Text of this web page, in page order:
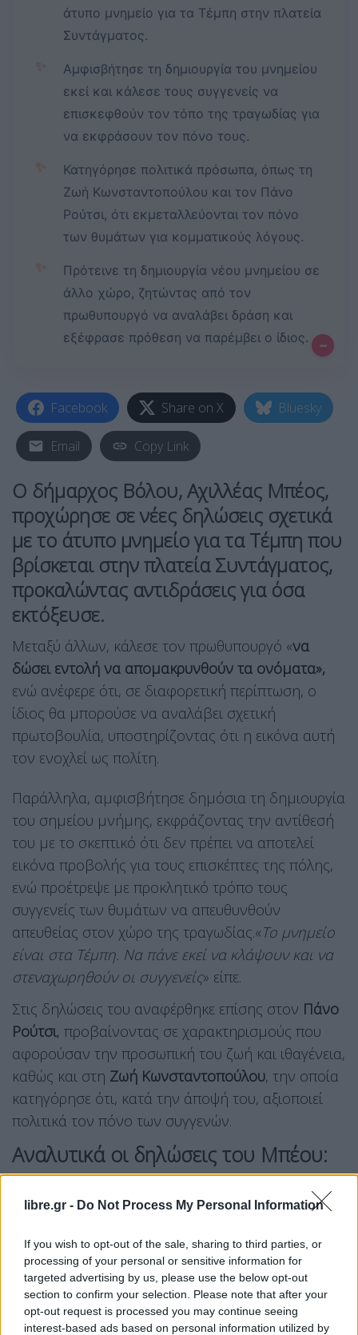
libre.gr - Do Not Process My Personal Information
If you wish to opt-out of the sale, sharing to third parties, or
processing of your personal or sensitive information for
targeted advertising by us, please use the below opt-out
section to confirm your selection. Please note that after your
opt-out request is processed you may continue seeing
interest-based ads based on personal information utilized by
άτυπο μνημείο για τα Τέμπη στην πλατεία
Συντάγματος.
✨
Αμφισβήτησε τη δημιουργία του μνημείου
εκεί και κάλεσε τους συγγενείς να
επισκεφθούν τον τόπο της τραγωδίας για
να εκφράσουν τον πόνο τους.
✨
Κατηγόρησε πολιτικά πρόσωπα, όπως τη
Ζωή Κωνσταντοπούλου και τον Πάνο
Ρούτσι, ότι εκμεταλλεύονται τον πόνο
των θυμάτων για κομματικούς λόγους.
✨
Πρότεινε τη δημιουργία νέου μνημείου σε
άλλο χώρο, ζητώντας από τον
πρωθυπουργό να αναλάβει δράση και
εξέφρασε πρόθεση να παρέμβει ο ίδιος.
–
Facebook Share on X Bluesky
Email Copy Link
Ο δήμαρχος Βόλου,Αχιλλέας Μπέος,
προχώρησε σε νέες δηλώσεις σχετικά
με το άτυπο μνημείο για τα Τέμπη που
βρίσκεται στην πλατεία Συντάγματος,
προκαλώντας αντιδράσεις για όσα
εκτόξευσε.
Μεταξύ άλλων, κάλεσε τον πρωθυπουργό «να
δώσει εντολή να απομακρυνθούν τα ονόματα»,
ενώ ανέφερε ότι, σε διαφορετική περίπτωση, ο
ίδιος θα μπορούσε να αναλάβει σχετική
πρωτοβουλία, υποστηρίζοντας ότι η εικόνα αυτή
τον ενοχλεί ως πολίτη.
Παράλληλα, αμφισβήτησε δημόσια τη δημιουργία
του σημείου μνήμης, εκφράζοντας την αντίθεσή
του με το σκεπτικό ότι δεν πρέπει να αποτελεί
εικόνα προβολής για τους επισκέπτες της πόλης,
ενώ προέτρεψε με προκλητικό τρόπο τους
συγγενείς των θυμάτων να απευθυνθούν
απευθείας στον χώρο της τραγωδίας.«Το μνημείο
είναι στα Τέμπη. Να πάνε εκεί να κλάψουν και να
στεναχωρηθούν οι συγγενείς» είπε.
Στις δηλώσεις του αναφέρθηκε επίσης στον Πάνο
Ρούτσι, προβαίνοντας σε χαρακτηρισμούς που
αφορούσαν την προσωπική του ζωή και ιθαγένεια,
καθώς και στη Ζωή Κωνσταντοπούλου, την οποία
κατηγόρησε ότι, κατά την άποψή του, αξιοποιεί
πολιτικά τον πόνο των συγγενών.
Αναλυτικά οι δηλώσεις του Μπέου:
«Για όλες τις τραγωδίες που έγιναν στην Ελλάδα,
σαν τη Marfin, το Mάτι, τη Μάνδρα και τελευταία
δεν στεναχωρήθηκε; Με αφορμή μία οικογένεια
φίλων που ήρθε από τις ΗΠΑ και πήγανε στην
πλατεία Συντάγματος και στον Άγνωστο
Στρατιώτη. Αυτό δεν τιμάμε εκεί;Από που κι ως